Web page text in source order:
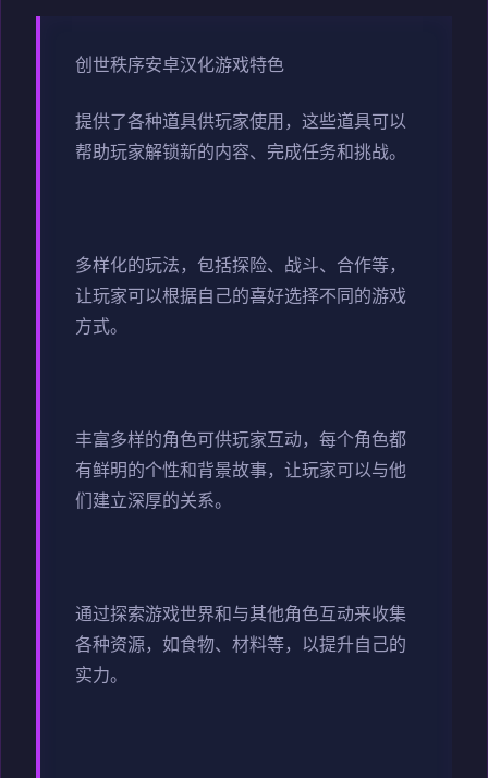
创世秩序安卓汉化游戏特色
提供了各种道具供玩家使用，这些道具可以
帮助玩家解锁新的内容、完成任务和挑战。
多样化的玩法，包括探险、战斗、合作等，
让玩家可以根据自己的喜好选择不同的游戏
方式。
丰富多样的角色可供玩家互动，每个角色都
有鲜明的个性和背景故事，让玩家可以与他
们建立深厚的关系。
通过探索游戏世界和与其他角色互动来收集
各种资源，如食物、材料等，以提升自己的
实力。